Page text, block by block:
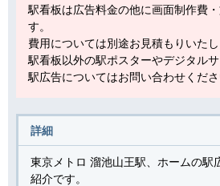
駅看板は広告料金の他に画面制作費
す。
費用については別途お見積もりいたし
駅看板以外の駅ポスターやデジタル
駅広告についてはお問い合わせくださ
詳細
東京メトロ 溜池山王駅、ホームの駅
紹介です。